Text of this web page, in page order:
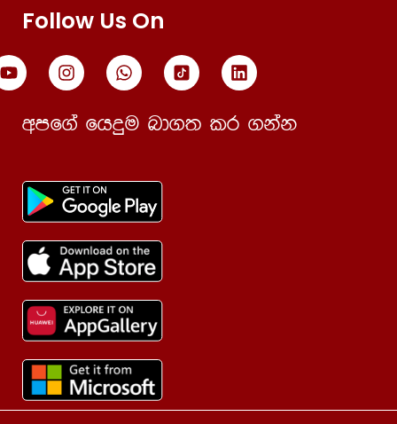
Follow Us On
wmf.a fhÿu nd.; lr .kak